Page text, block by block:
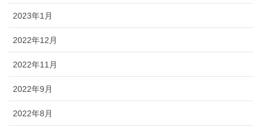
2023年1月
2022年12月
2022年11月
2022年9月
2022年8月